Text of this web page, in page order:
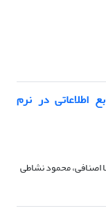
اطلاعاتی در نرم
اصنافی، محمود نشاطی